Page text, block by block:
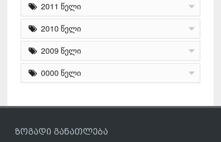
2011 წელი
2010 წელი
2009 წელი
0000 წელი
ზოგადი განათლება